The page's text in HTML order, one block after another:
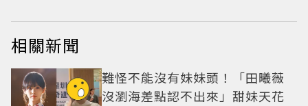
相關新聞
難怪不能沒有妹妹頭！「田曦薇
沒瀏海差點認不出來」甜妹天花